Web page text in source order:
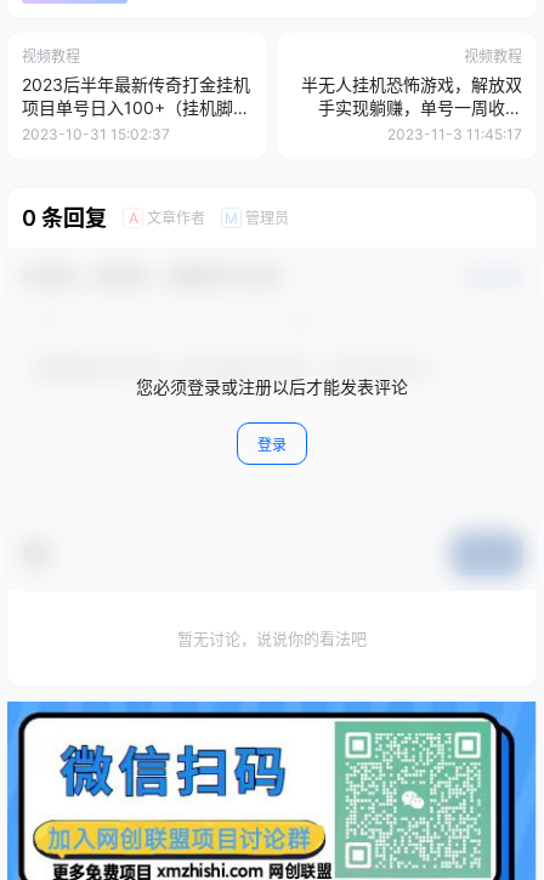
视频教程
2023后半年最新传奇打金挂机
项目单号日入100+（挂机脚本
+详细教程）
2023-10-31 15:02:37
视频教程
半无人挂机恐怖游戏，解放双
手实现躺赚，单号一周收入
1500+【揭秘】
2023-11-3 11:45:17
0 条回复 A 文章作者 M 管理员
您必须登录或注册以后才能发表评论
登录
暂无讨论，说说你的看法吧